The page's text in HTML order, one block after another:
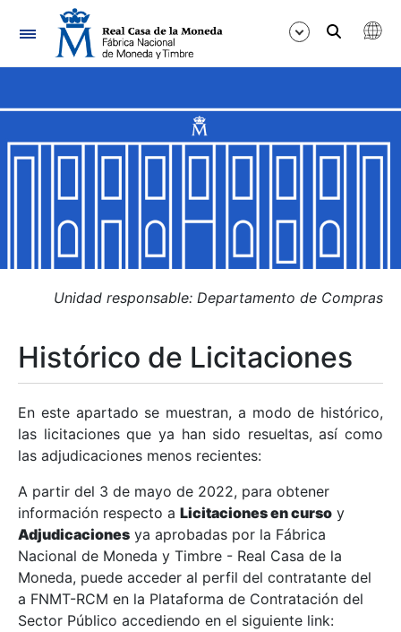
Navegación
Mostrar/Ocultar
Mostrar/Ocultar
Mostrar/Ocultar
Mostrar/Ocultar
Mostrar/Ocultar
Mostrar/Ocultar
Unidad responsable: Departamento de Compras
Histórico de Licitaciones
En este apartado se muestran, a modo de histórico,
las licitaciones que ya han sido resueltas, así como
las adjudicaciones menos recientes:
A partir del 3 de mayo de 2022, para obtener
información respecto a Licitaciones en curso y
Adjudicaciones ya aprobadas por la Fábrica
Nacional de Moneda y Timbre - Real Casa de la
Moneda, puede acceder al perfil del contratante del
a FNMT-RCM en la Plataforma de Contratación del
Sector Público accediendo en el siguiente link: